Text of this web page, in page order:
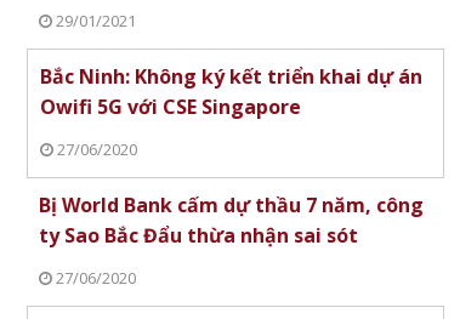
29/01/2021
Bắc Ninh: Không ký kết triển khai dự án
Owifi 5G với CSE Singapore
27/06/2020
Bị World Bank cấm dự thầu 7 năm, công
ty Sao Bắc Đẩu thừa nhận sai sót
27/06/2020